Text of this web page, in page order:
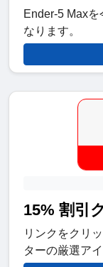
Ender-5 Max
なります。
15% 割引
リンクをクリ
ターの厳選ア